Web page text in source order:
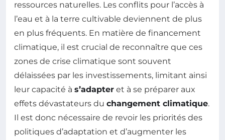
ressources naturelles. Les conflits pour l’accès à
l’eau et à la terre cultivable deviennent de plus
en plus fréquents. En matière de financement
climatique, il est crucial de reconnaître que ces
zones de crise climatique sont souvent
délaissées par les investissements, limitant ainsi
leur capacité à s’adapter et à se préparer aux
effets dévastateurs du changement climatique.
Il est donc nécessaire de revoir les priorités des
politiques d’adaptation et d’augmenter les